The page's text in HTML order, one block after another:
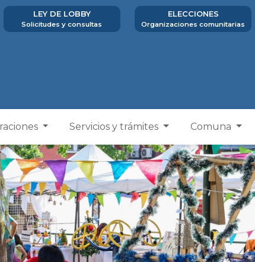
LEY DE LOBBY
Solicitudes y consultas
ELECCIONES
Organizaciones comunitarias
Servicios y trámites Comuna